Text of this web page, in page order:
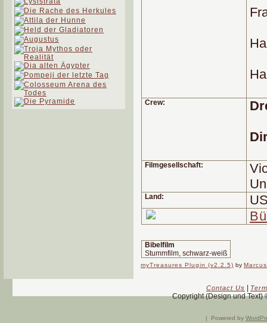
Crew:
Filmgesellschaft:
Land:
Bibelfilm
Stummfilm, schwarz-weiß
myTreasures Plugin (v2.2.5) by
Contact Us
Copyright (Design und Text)
| Powered by